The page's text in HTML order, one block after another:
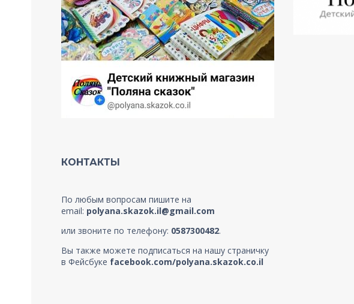
КОНТАКТЫ
По любым вопросам пишите на
email: polyana.skazok.il@gmail.com
или звоните по телефону: 0587300482.
Вы также можете подписаться на нашу страничку
в Фейсбуке facebook.com/polyana.skazok.co.il